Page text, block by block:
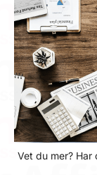
Vet du mer? Har